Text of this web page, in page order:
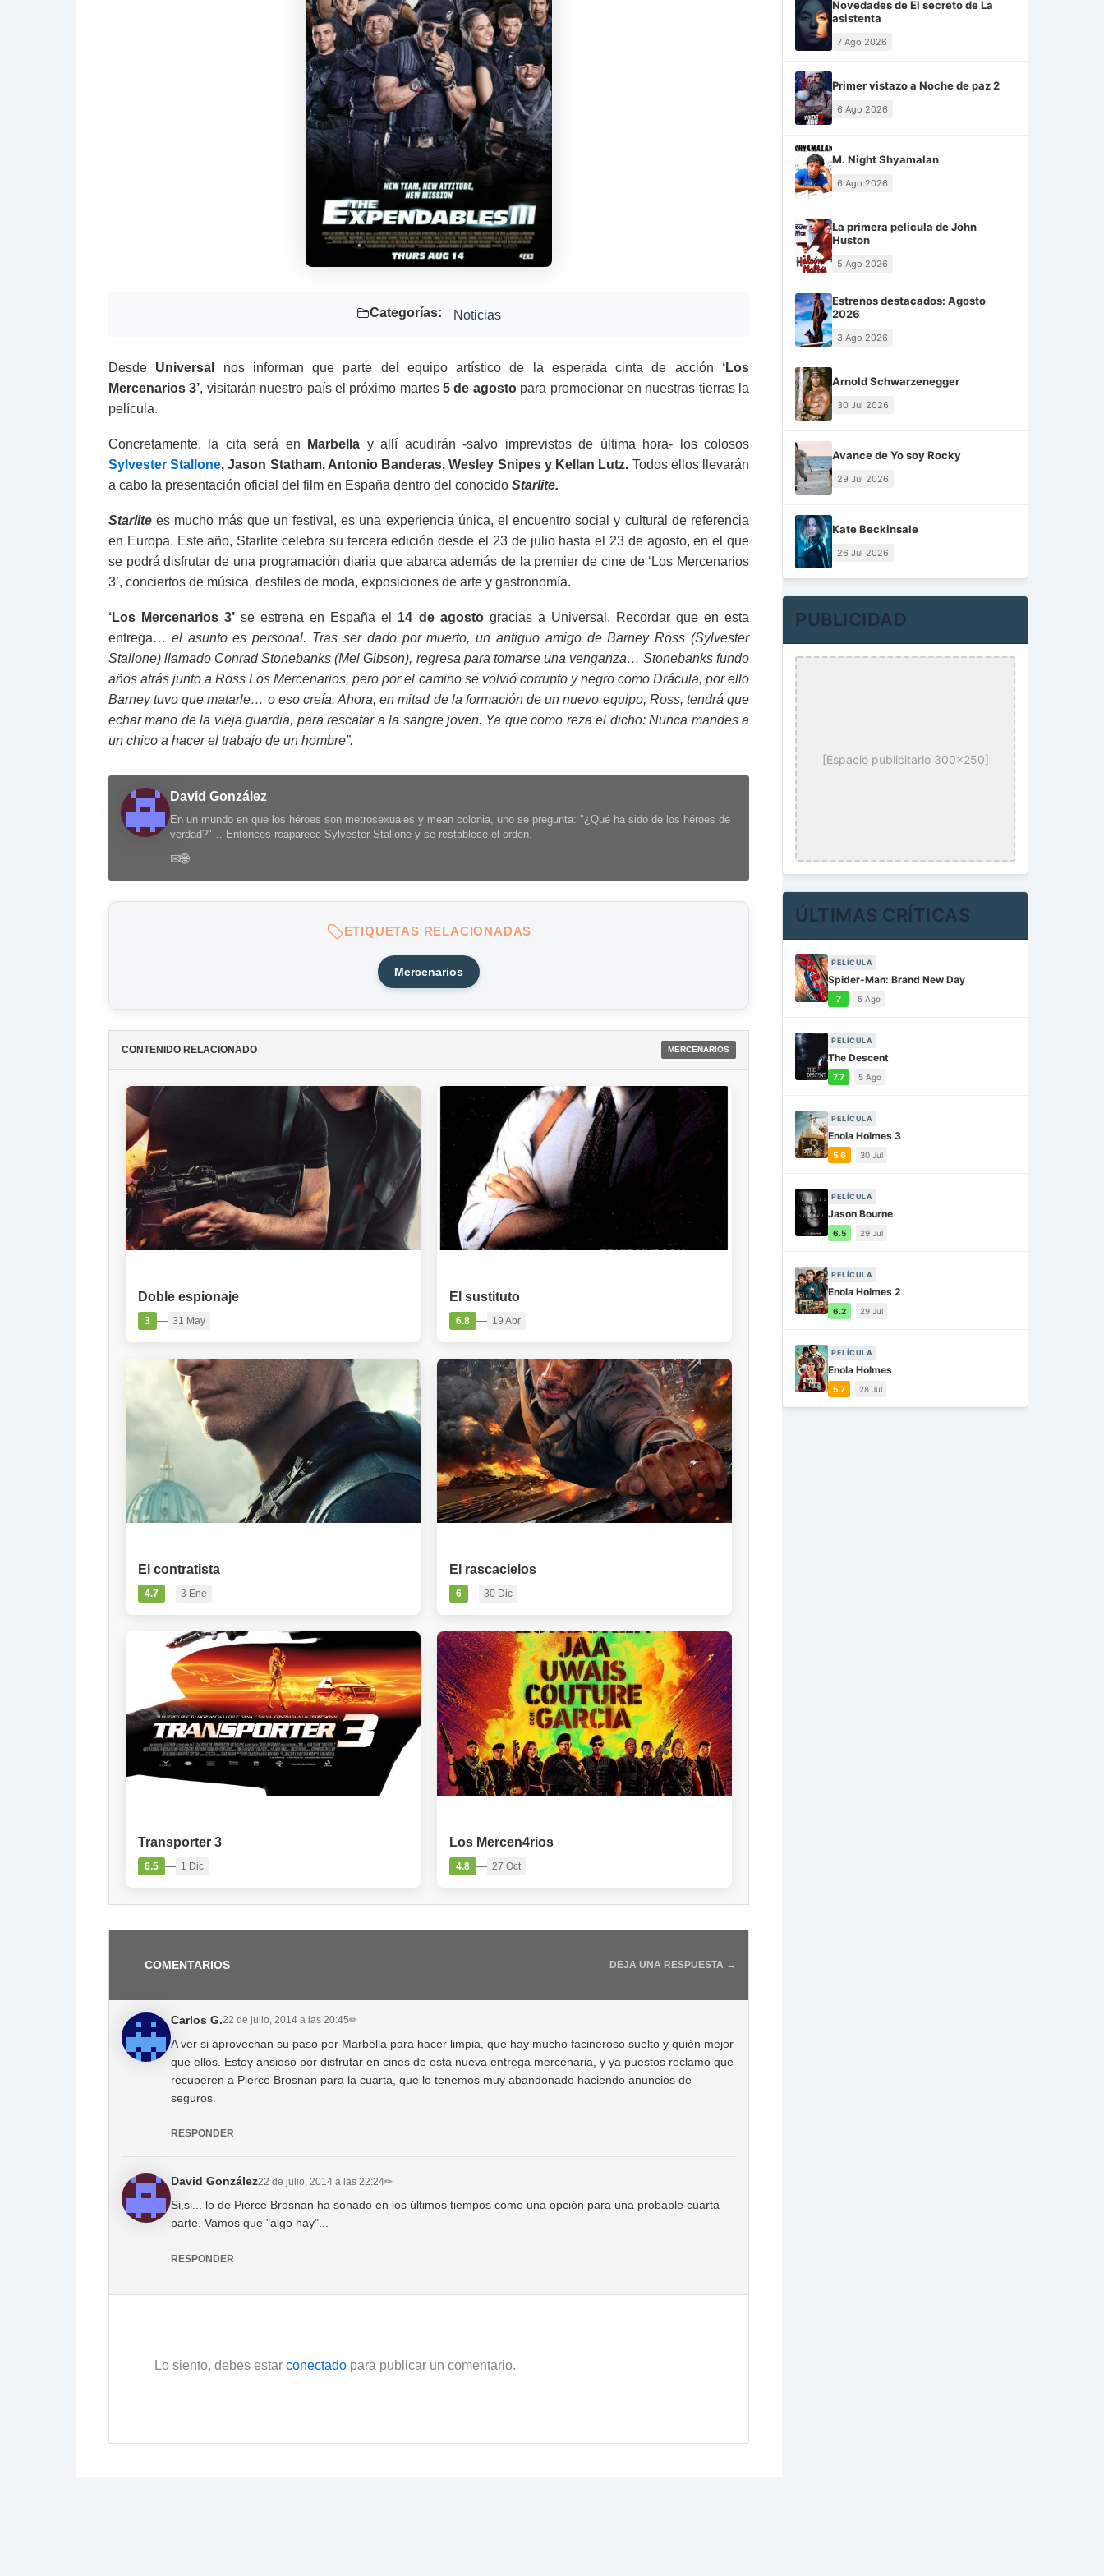
Categorías: Noticias
Desde Universal nos informan que parte del equipo artístico de la esperada cinta de acción ‘Los
Mercenarios 3’, visitarán nuestro país el próximo martes 5 de agostopara promocionar en nuestras tierras la
película.
Concretamente, la cita será en Marbella y allí acudirán -salvo imprevistos de última hora- los colosos
Sylvester Stallone, Jason Statham, Antonio Banderas, Wesley Snipes y Kellan Lutz. Todos ellos llevarán
a cabo la presentación oficial del film en España dentro del conocido Starlite.
Starlite es mucho más que un festival, es una experiencia única, el encuentro social y cultural de referencia
en Europa. Este año, Starlite celebra su tercera edición desde el 23 de julio hasta el 23 de agosto, en el que
se podrá disfrutar de una programación diaria que abarca además de la premier de cine de ‘Los Mercenarios
3’, conciertos de música, desfiles de moda, exposiciones de arte y gastronomía.
‘Los Mercenarios 3’ se estrena en España el 14 de agostogracias a Universal. Recordar que en esta
entrega… el asunto es personal. Tras ser dado por muerto, un antiguo amigo de Barney Ross (Sylvester
Stallone) llamado Conrad Stonebanks (Mel Gibson), regresa para tomarse una venganza… Stonebanks fundo
años atrás junto a Ross Los Mercenarios, pero por el camino se volvió corrupto y negro como Drácula, por ello
Barney tuvo que matarle… o eso creía. Ahora, en mitad de la formación de un nuevo equipo, Ross, tendrá que
echar mano de la vieja guardia, para rescatar a la sangre joven. Ya que como reza el dicho: Nunca mandes a
un chico a hacer el trabajo de un hombre”.
David González
En un mundo en que los héroes son metrosexuales y mean colonia, uno se pregunta: "¿Qué ha sido de los héroes de
verdad?"… Entonces reaparece Sylvester Stallone y se restablece el orden.
✉🌐
ETIQUETAS RELACIONADAS
Mercenarios
CONTENIDO RELACIONADO MERCENARIOS
Doble espionaje
3 — 31 May
El sustituto
6.8 — 19 Abr
El contratista
4.7 — 3 Ene
El rascacielos
6 — 30 Dic
Transporter 3
6.5 — 1 Dic
Los Mercen4rios
4.8 — 27 Oct
COMENTARIOS DEJA UNA RESPUESTA →
Carlos G.22 de julio, 2014 a las 20:45✏
A ver si aprovechan su paso por Marbella para hacer limpia, que hay mucho facineroso suelto y quién mejor
que ellos. Estoy ansioso por disfrutar en cines de esta nueva entrega mercenaria, y ya puestos reclamo que
recuperen a Pierce Brosnan para la cuarta, que lo tenemos muy abandonado haciendo anuncios de
seguros.
RESPONDER
David González22 de julio, 2014 a las 22:24✏
Si,si... lo de Pierce Brosnan ha sonado en los últimos tiempos como una opción para una probable cuarta
parte. Vamos que "algo hay"...
RESPONDER
Lo siento, debes estar conectado para publicar un comentario.
Novedades de El secreto de La
asistenta
7 Ago 2026
Primer vistazo a Noche de paz 2
6 Ago 2026
M. Night Shyamalan
6 Ago 2026
La primera película de John
Huston
5 Ago 2026
Estrenos destacados: Agosto
2026
3 Ago 2026
Arnold Schwarzenegger
30 Jul 2026
Avance de Yo soy Rocky
29 Jul 2026
Kate Beckinsale
26 Jul 2026
PUBLICIDAD
[Espacio publicitario 300x250]
ÚLTIMAS CRÍTICAS
PELÍCULA
Spider-Man: Brand New Day
7 5 Ago
PELÍCULA
The Descent
7.7 5 Ago
PELÍCULA
Enola Holmes 3
5.6 30 Jul
PELÍCULA
Jason Bourne
6.5 29 Jul
PELÍCULA
Enola Holmes 2
6.2 29 Jul
PELÍCULA
Enola Holmes
5.7 28 Jul